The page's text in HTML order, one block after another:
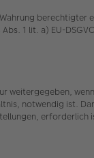
berechtigter
1 lit. a) EU-
weitergegeben,
notwendig ist.
erforderlich